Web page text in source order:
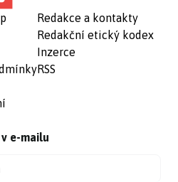
Redakce a kontakty
Redakční etický kodex
Inzerce
RSS
e-mailu